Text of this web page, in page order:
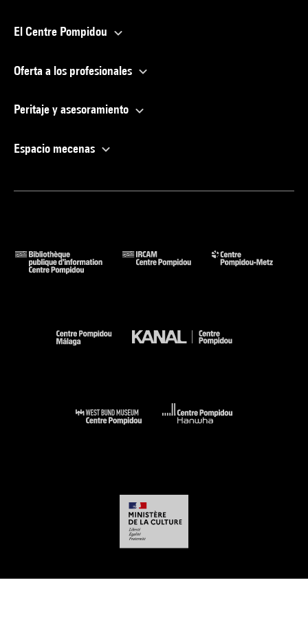
El Centre Pompidou
Oferta a los profesionales
Peritaje y asesoramiento
Espacio mecenas